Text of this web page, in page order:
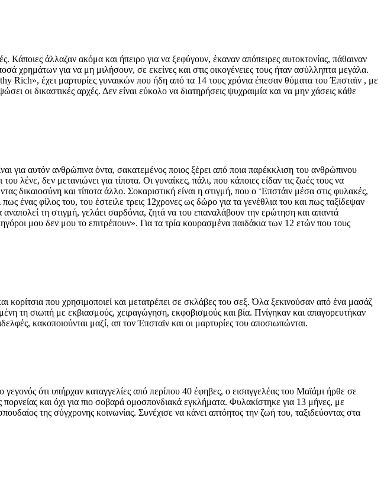
Κάποιες άλλαζαν ακόμα και ήπειρο για να ξεφύγουν, έκαναν απόπειρες αυτοκτονίας, πάθαιναν
για να μη μιλήσουν, σε εκείνες και στις οικογένειες τους ήταν ασύλληπτα μεγάλα.
Rich», έχει μαρτυρίες γυναικών που ήδη από τα 14 τους χρόνια έπεσαν θύματα του Έπσταϊν , με
οι δικαστικές αρχές. Δεν είναι εύκολο να διατηρήσεις ψυχραιμία και να μην χάσεις κάθε
για αυτόν ανθρώπινα όντα, σακατεμένος ποιος ξέρει από ποια παρέκκλιση του ανθρώπινου
λένε, δεν μετανιώνει για τίποτα. Οι γυναίκες, πάλι, που κάποιες είδαν τις ζωές τους να
δικαιοσύνη και τίποτα άλλο. Σοκαριστική είναι η στιγμή, που ο ‘Επστάιν μέσα στις φυλακές,
ένας φίλος του, του έστειλε τρεις 12χρονες ως δώρο για τα γενέθλια του και πως ταξίδεψαν
τη στιγμή, γελάει σαρδόνια, ζητά να του επαναλάβουν την ερώτηση και απαντά
μου δεν μου το επιτρέπουν». Για τα τρία κουρασμένα παιδάκια των 12 ετών που τους
κορίτσια που χρησιμοποιεί και μετατρέπει σε σκλάβες του σεξ. Όλα ξεκινούσαν από ένα μασάζ
τη σιωπή με εκβιασμούς, χειραγώγηση, εκφοβισμούς και βία. Πνίγηκαν και απαγορευτήκαν
κακοποιούνται μαζί, απ τον Έπσταϊν και οι μαρτυρίες του αποσιωπώνται.
ότι υπήρχαν καταγγελίες από περίπου 40 έφηβες, ο εισαγγελέας του Μαϊάμι ήρθε σε
και όχι για πιο σοβαρά ομοσπονδιακά εγκλήματα. Φυλακίστηκε για 13 μήνες, με
της σύγχρονης κοινωνίας. Συνέχισε να κάνει απτόητος την ζωή του, ταξιδεύοντας στα